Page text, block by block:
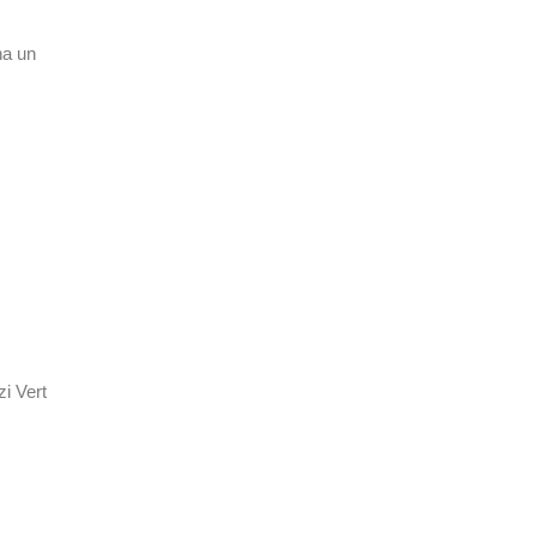
un
Vert